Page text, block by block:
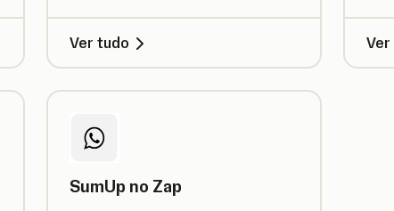
Ver tudo Ver
SumUp no Zap